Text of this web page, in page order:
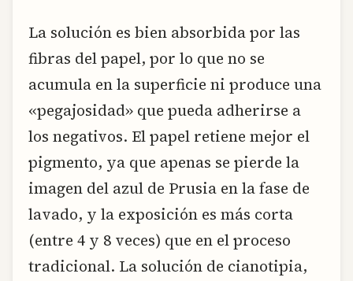
La solución es bien absorbida por las
fibras del papel, por lo que no se
acumula en la superficie ni produce una
«pegajosidad» que pueda adherirse a
los negativos. El papel retiene mejor el
pigmento, ya que apenas se pierde la
imagen del azul de Prusia en la fase de
lavado, y la exposición es más corta
(entre 4 y 8 veces) que en el proceso
tradicional. La solución de cianotipia,